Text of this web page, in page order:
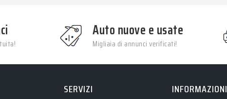
Auto nuove e usate
Migliaia di annunci verificati!
SERVIZI INFORMAZIONI